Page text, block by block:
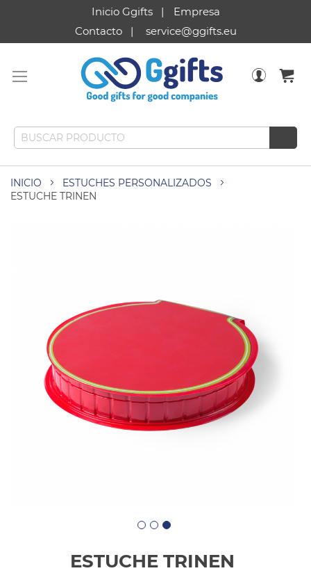
Inicio Ggifts
Empresa
Contacto
service@ggifts.eu
INICIO
ESTUCHES PERSONALIZADOS
ESTUCHE TRINEN
ESTUCHE TRINEN